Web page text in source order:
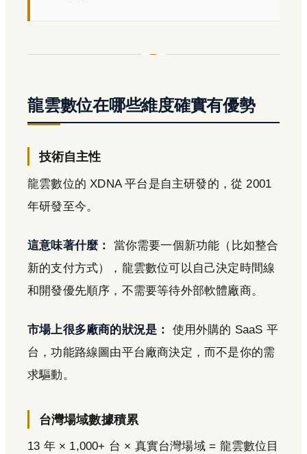
龍雲數位在哪些維度確實有優勢
技術自主性
龍雲數位的 XDNA 平台是自主研發的，從 2001
年研發至今。
這意味著什麼：
當你需要一個新功能（比如整合
新的支付方式），龍雲數位可以自己決定時間線
和開發優先順序，不需要等待外部軟體廠商。
市場上很多廠商的狀況是：
使用外購的 SaaS 平
台，功能路線圖由平台廠商決定，而不是你的需
求驅動。
台灣場域數據積累
13 年 × 1,000+ 台 × 真實台灣場域 = 龍雲數位目